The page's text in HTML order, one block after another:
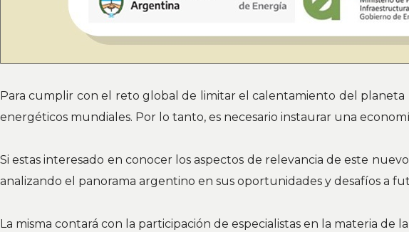
Para cumplir con el reto global de limitar el calentamiento del planeta
energéticos mundiales. Por lo tanto, es necesario instaurar una
Si estas interesado en conocer los aspectos de relevancia de este
analizando el panorama argentino en sus oportunidades y desafíos a
La misma contará con la participación de especialistas en la materia de